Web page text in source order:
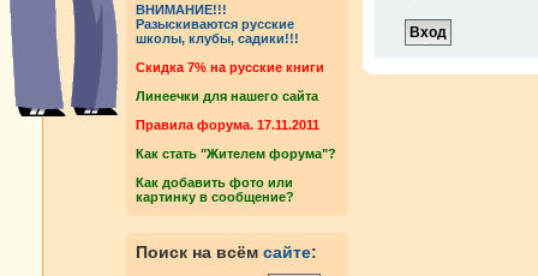
ВНИМАНИЕ!!!
Разыскиваются русские
школы, клубы, садики!!!
Cкидка 7% на русские книги
Линеечки для нашего сайта
Правила форума. 17.11.2011
Как стать "Жителем форума"?
Как добавить фото или
картинку в сообщение?
Поиск на всём сайте: